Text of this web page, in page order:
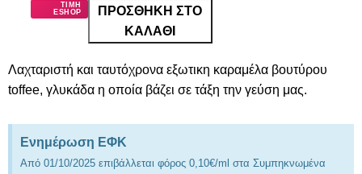
ΤΙΜΗ
ESHOP
ΠΡΟΣΘΉΚΗ ΣΤΟ
ΚΑΛΆΘΙ
Λαχταριστή και ταυτόχρονα εξωτικη καραμέλα βουτύρου
toffee, γλυκάδα η οποία βάζει σε τάξη την γεύση μας.
Ενημέρωση ΕΦΚ
Από 01/10/2025 επιβάλλεται φόρος 0,10€/ml στα Συμπηκνωμένα